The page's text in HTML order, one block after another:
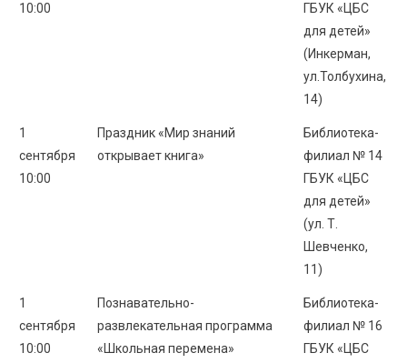
10:00
ГБУК «ЦБС
для детей»
(Инкерман,
ул.Толбухина,
14)
1
сентября
10:00
Праздник «Мир знаний
открывает книга»
Библиотека-
филиал № 14
ГБУК «ЦБС
для детей»
(ул. Т.
Шевченко,
11)
1
сентября
10:00
Познавательно-
развлекательная программа
«Школьная перемена»
Библиотека-
филиал № 16
ГБУК «ЦБС